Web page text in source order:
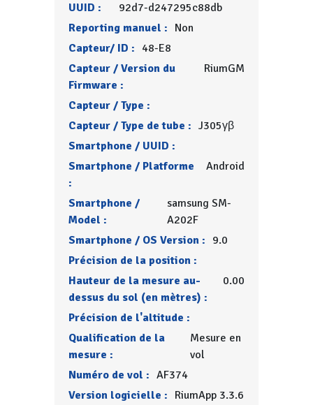
UUID :
92d7-d247295c88db
Reporting manuel : Non
Capteur/ ID : 48-E8
Capteur / Version du
Firmware :
RiumGM
Capteur / Type :
Capteur / Type de tube : J305γβ
Smartphone / UUID :
Smartphone / Platforme
:
Android
Smartphone /
Model :
samsung SM-
A202F
Smartphone / OS Version : 9.0
Précision de la position :
Hauteur de la mesure au-
dessus du sol (en mètres) :
0.00
Précision de l'altitude :
Qualification de la
mesure :
Mesure en
vol
Numéro de vol : AF374
Version logicielle : RiumApp 3.3.6